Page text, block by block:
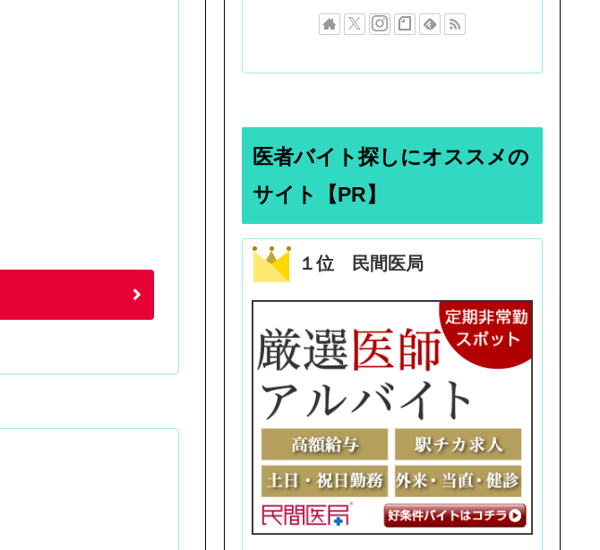
医者バイト探しにオススメの
サイト【PR】
１位 民間医局